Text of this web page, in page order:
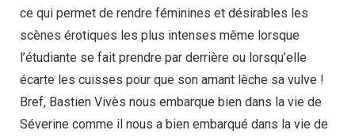
ce qui permet de rendre féminines et désirables les
scènes érotiques les plus intenses même lorsque
l’étudiante se fait prendre par derrière ou lorsqu’elle
écarte les cuisses pour que son amant lèche sa vulve !
Bref, Bastien Vivès nous embarque bien dans la vie de
Séverine comme il nous a bien embarqué dans la vie de